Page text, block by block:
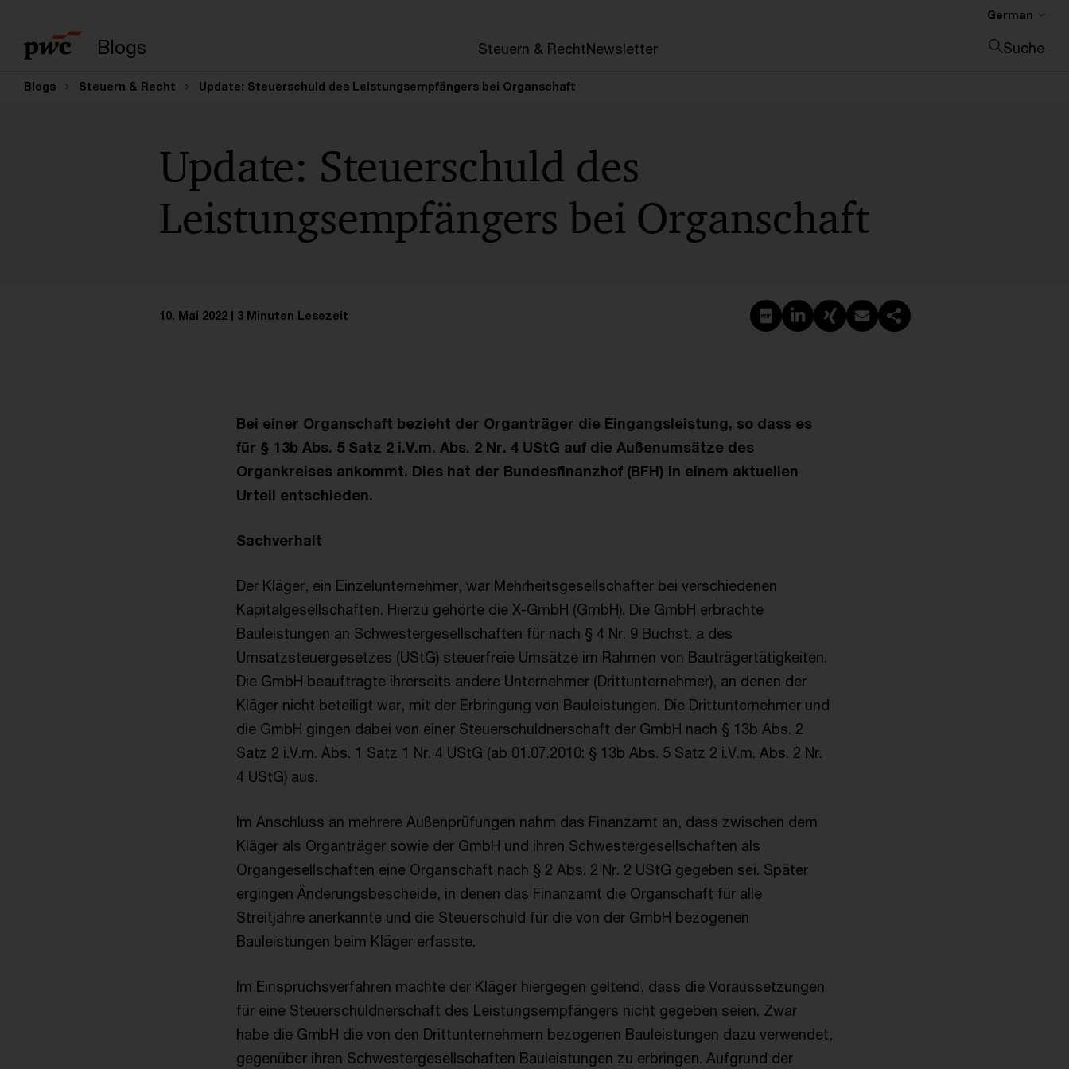
Blogs Steuern & RechtNewsletter
German
Suche
Blogs Steuern & Recht Update: Steuerschuld des Leistungsempfängers bei Organschaft
Update: Steuerschuld des
Leistungsempfängers bei Organschaft
10. Mai 2022 3 Minuten Lesezeit PDF erstellen
Auf LinkedIn teilen
Auf Xing teilen
Per E-Mail teilen
Link kopieren
Bei einer Organschaft bezieht der Organträger die Eingangsleistung, so dass es
für § 13b Abs. 5 Satz 2 i.V.m. Abs. 2 Nr. 4 UStG auf die Außenumsätze des
Organkreises ankommt. Dies hat der Bundesfinanzhof (BFH) in einem aktuellen
Urteil entschieden.
Sachverhalt
Der Kläger, ein Einzelunternehmer, war Mehrheitsgesellschafter bei verschiedenen
Kapitalgesellschaften. Hierzu gehörte die X-GmbH (GmbH). Die GmbH erbrachte
Bauleistungen an Schwestergesellschaften für nach § 4 Nr. 9 Buchst. a des
Umsatzsteuergesetzes (UStG) steuerfreie Umsätze im Rahmen von Bauträgertätigkeiten.
Die GmbH beauftragte ihrerseits andere Unternehmer (Drittunternehmer), an denen der
Kläger nicht beteiligt war, mit der Erbringung von Bauleistungen. Die Drittunternehmer und
die GmbH gingen dabei von einer Steuerschuldnerschaft der GmbH nach § 13b Abs. 2
Satz 2 i.V.m. Abs. 1 Satz 1 Nr. 4 UStG (ab 01.07.2010: § 13b Abs. 5 Satz 2 i.V.m. Abs. 2 Nr.
4 UStG) aus.
Im Anschluss an mehrere Außenprüfungen nahm das Finanzamt an, dass zwischen dem
Kläger als Organträger sowie der GmbH und ihren Schwestergesellschaften als
Organgesellschaften eine Organschaft nach § 2 Abs. 2 Nr. 2 UStG gegeben sei. Später
ergingen Änderungsbescheide, in denen das Finanzamt die Organschaft für alle
Streitjahre anerkannte und die Steuerschuld für die von der GmbH bezogenen
Bauleistungen beim Kläger erfasste.
Im Einspruchsverfahren machte der Kläger hiergegen geltend, dass die Voraussetzungen
für eine Steuerschuldnerschaft des Leistungsempfängers nicht gegeben seien. Zwar
habe die GmbH die von den Drittunternehmern bezogenen Bauleistungen dazu verwendet,
gegenüber ihren Schwestergesellschaften Bauleistungen zu erbringen. Aufgrund der